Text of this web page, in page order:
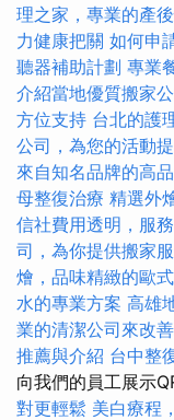
理之家，專業的產
力健康把關 如何申
聽器補助計劃 專業
介紹當地優質搬家
方位支持 台北的護
公司，為您的活動
來自知名品牌的高
母整復治療 精選外
信社費用透明，服
司，為你提供搬家
燴，品味精緻的歐
水的專業方案 高雄
業的清潔公司來改
推薦與介紹 台中整
向我們的員工展示
對更輕鬆 美白療程